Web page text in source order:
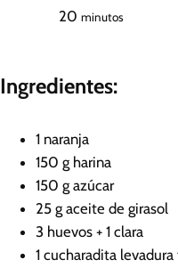
20 m
u
o
minutos
Ingredientes:
1 naranja
150 g harina
150 g azúcar
25 g aceite de girasol
3 huevos + 1 clara
1 cucharadita levadura